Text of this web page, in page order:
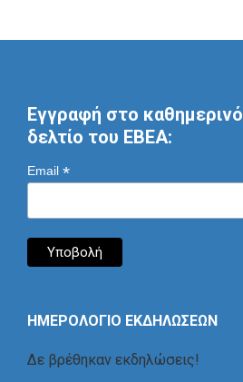
Εγγραφή στο
δελτίο του ΕΒΕΑ:
Email *
ΗΜΕΡΟΛΟΓΙΟ ΕΚΔΗΛΩΣΕΩΝ
Δε βρέθηκαν εκδηλώσεις!